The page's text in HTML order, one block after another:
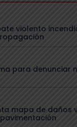
violento
para denunciar
mapa de daños